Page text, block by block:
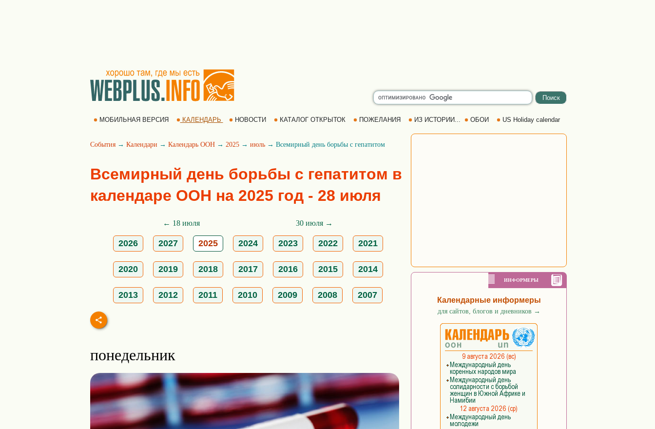
МОБИЛЬНАЯ ВЕРСИЯ КАЛЕНДАРЬ НОВОСТИ КАТАЛОГ ОТКРЫТОК ПОЖЕЛАНИЯ ИЗ ИСТОРИИ... ОБОИ US Holiday calendar
События → Календари → Календарь ООН → 2025 → июль → Всемирный день борьбы с гепатитом
Всемирный день борьбы с гепатитом в
календаре ООН на 2025 год - 28 июля
← 18 июля 30 июля →
2026 2027 2025 2024 2023 2022 2021
2020 2019 2018 2017 2016 2015 2014
2013 2012 2011 2010 2009 2008 2007
понедельник
ИНФОРМЕРЫ
Календарные информеры
для сайтов, блогов и дневников →